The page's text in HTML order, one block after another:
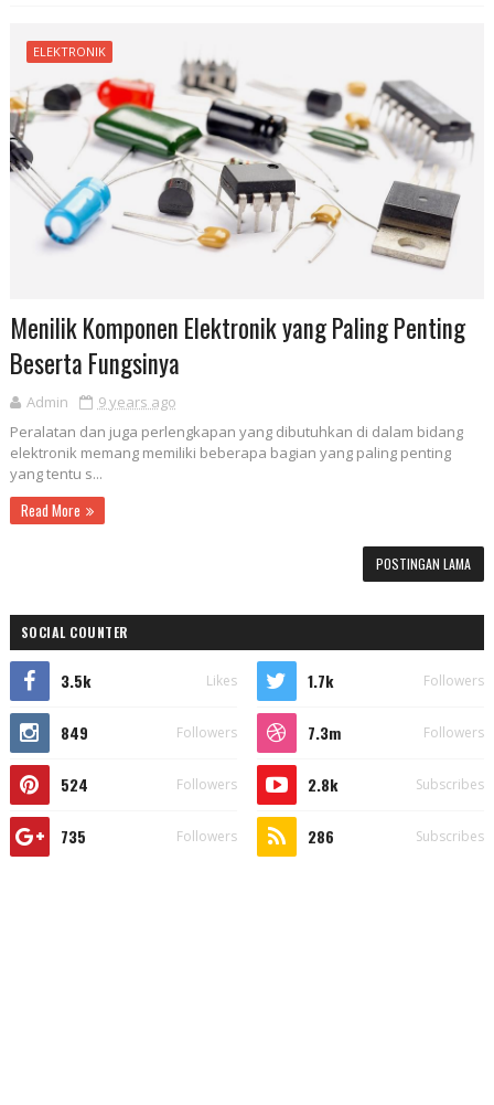
ELEKTRONIK
Menilik Komponen Elektronik yang Paling Penting
Beserta Fungsinya
Admin
9 years ago
Peralatan dan juga perlengkapan yang dibutuhkan di dalam bidang
elektronik memang memiliki beberapa bagian yang paling penting
yang tentu s...
Read More
POSTINGAN LAMA
SOCIAL COUNTER
3.5k Likes 1.7k Followers
849 Followers 7.3m Followers
524 Followers 2.8k Subscribes
735 Followers 286 Subscribes